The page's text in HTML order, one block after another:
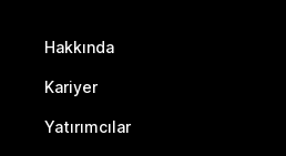
Hakkında
Kariyer
Yatırımcılar